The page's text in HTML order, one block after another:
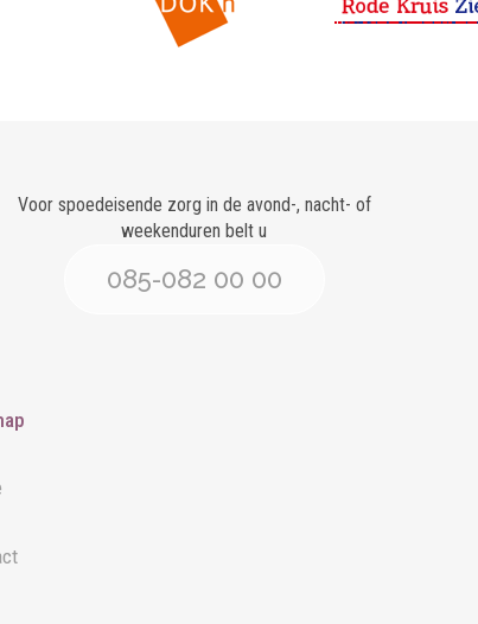
Voor spoedeisende zorg in de avond-, nacht- of
weekenduren belt u
085-082 00 00